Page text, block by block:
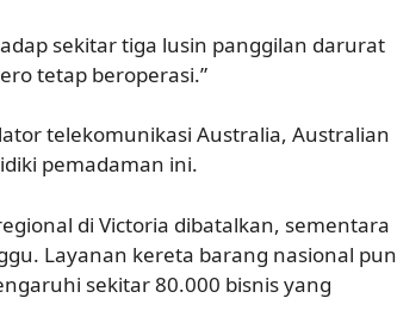
sekitar tiga lusin panggilan darurat
tetap beroperasi.”
telekomunikasi Australia, Australian
pemadaman ini.
di Victoria dibatalkan, sementara
Layanan kereta barang nasional pun
sekitar 80.000 bisnis yang